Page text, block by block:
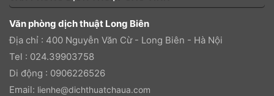
Văn phòng dịch thuật Long Biên
Địa chỉ : 400 Nguyễn Văn Cừ - Long Biên - Hà Nội
Tel : 024.39903758
Di động : 0906226526
Email: lienhe@dichthuatchaua.com